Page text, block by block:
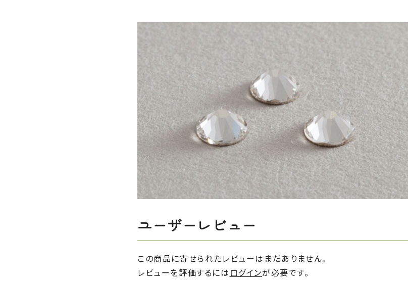
ユーザーレビュー
この商品に寄せられたレビューはまだありません。
レビューを評価するには ログインが必要です。